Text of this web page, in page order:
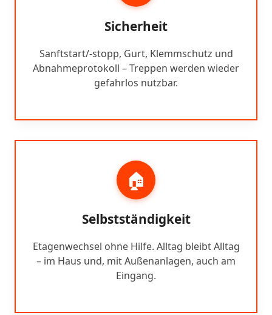
Sicherheit
Sanftstart/-stopp, Gurt, Klemmschutz und
Abnahmeprotokoll – Treppen werden wieder
gefahrlos nutzbar.
🏠
Selbstständigkeit
Etagenwechsel ohne Hilfe. Alltag bleibt Alltag
– im Haus und, mit Außenanlagen, auch am
Eingang.